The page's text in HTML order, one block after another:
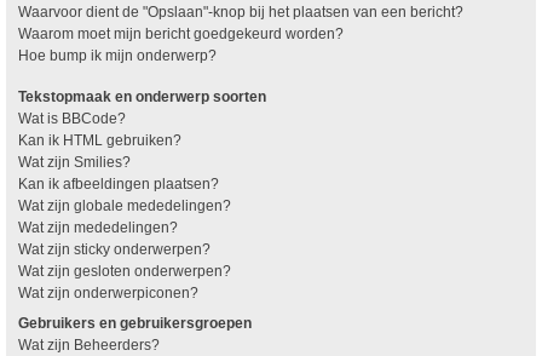
Waarvoor dient de "Opslaan"-knop bij het plaatsen van een bericht?
Waarom moet mijn bericht goedgekeurd worden?
Hoe bump ik mijn onderwerp?
Tekstopmaak en onderwerp soorten
Wat is BBCode?
Kan ik HTML gebruiken?
Wat zijn Smilies?
Kan ik afbeeldingen plaatsen?
Wat zijn globale mededelingen?
Wat zijn mededelingen?
Wat zijn sticky onderwerpen?
Wat zijn gesloten onderwerpen?
Wat zijn onderwerpiconen?
Gebruikers en gebruikersgroepen
Wat zijn Beheerders?